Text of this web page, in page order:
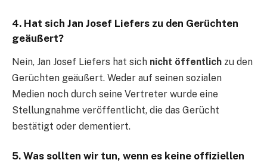
4. Hat sich Jan Josef Liefers zu den Gerüchten
geäußert?
Nein, Jan Josef Liefers hat sich nicht öffentlich zu den
Gerüchten geäußert. Weder auf seinen sozialen
Medien noch durch seine Vertreter wurde eine
Stellungnahme veröffentlicht, die das Gerücht
bestätigt oder dementiert.
5. Was sollten wir tun, wenn es keine offiziellen